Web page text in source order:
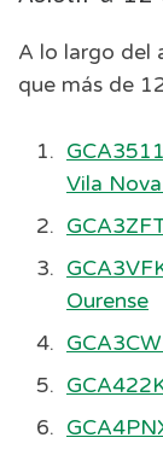
A lo largo del
que más de
Vila
Ourense